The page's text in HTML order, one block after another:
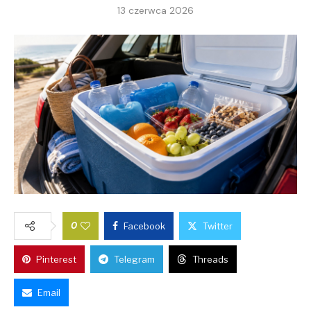
13 czerwca 2026
0 Facebook Twitter
Pinterest Telegram Threads
Email